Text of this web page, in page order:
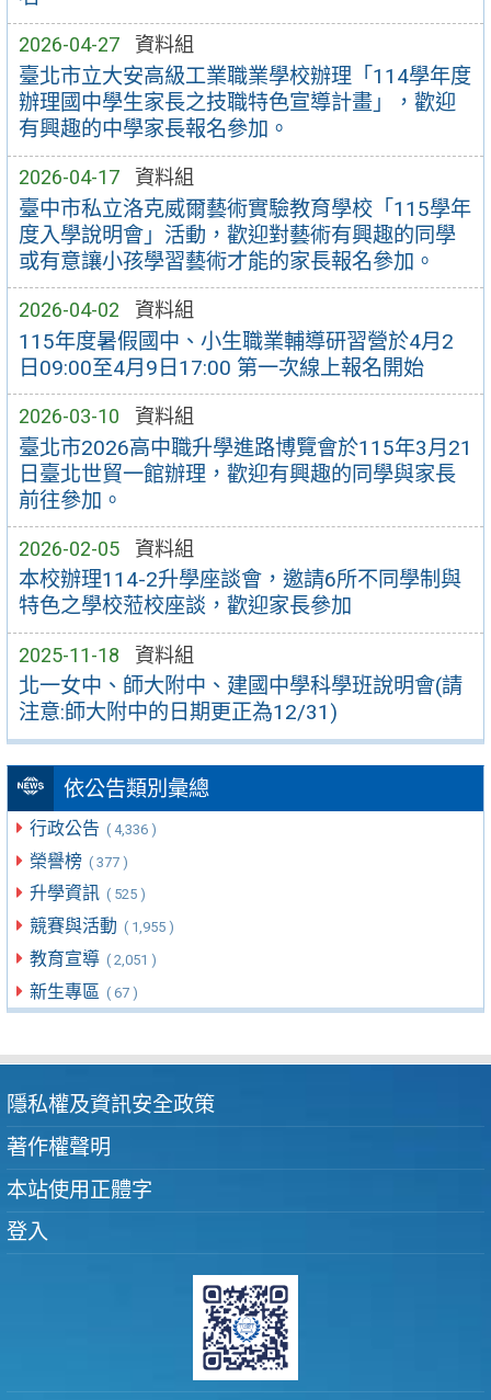
2026-04-27 資料組
臺北市立大安高級工業職業學校辦理「114學年度
辦理國中學生家長之技職特色宣導計畫」，歡迎
有興趣的中學家長報名參加。
2026-04-17 資料組
臺中市私立洛克威爾藝術實驗教育學校「115學年
度入學說明會」活動，歡迎對藝術有興趣的同學
或有意讓小孩學習藝術才能的家長報名參加。
2026-04-02 資料組
115年度暑假國中、小生職業輔導研習營於4月2
日09:00至4月9日17:00 第一次線上報名開始
2026-03-10 資料組
臺北市2026高中職升學進路博覽會於115年3月21
日臺北世貿一館辦理，歡迎有興趣的同學與家長
前往參加。
2026-02-05 資料組
本校辦理114-2升學座談會，邀請6所不同學制與
特色之學校蒞校座談，歡迎家長參加
2025-11-18 資料組
北一女中、師大附中、建國中學科學班說明會(請
注意:師大附中的日期更正為12/31)
依公告類別彙總
行政公告 ( 4,336 )
榮譽榜 ( 377 )
升學資訊 ( 525 )
競賽與活動 ( 1,955 )
教育宣導 ( 2,051 )
新生專區 ( 67 )
隱私權及資訊安全政策
著作權聲明
本站使用正體字
登入